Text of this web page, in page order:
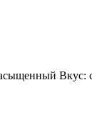
Вкус: